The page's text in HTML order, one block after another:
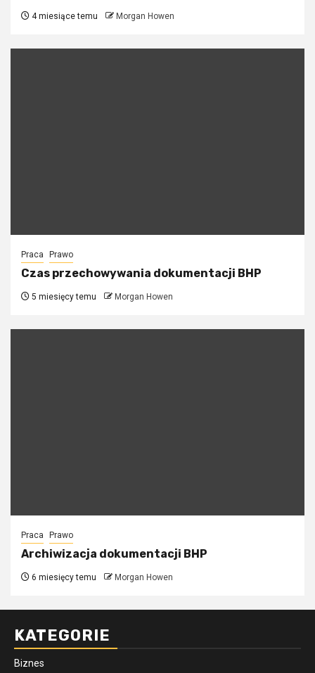
4 miesiące temu Morgan Howen
Praca Prawo
Czas przechowywania dokumentacji BHP
5 miesięcy temu Morgan Howen
Praca Prawo
Archiwizacja dokumentacji BHP
6 miesięcy temu Morgan Howen
KATEGORIE
Biznes